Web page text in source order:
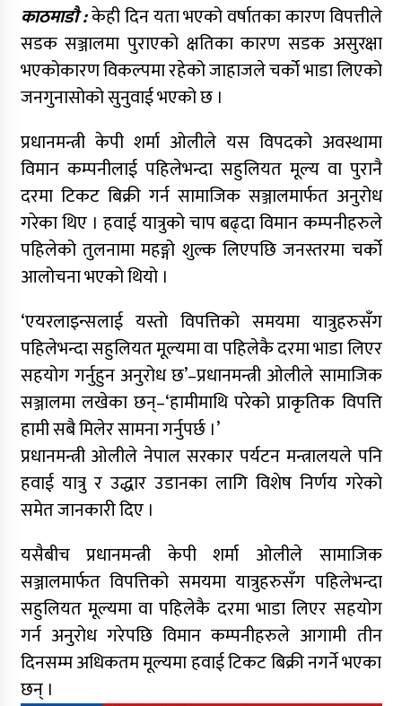
काठमाडौ :केही दिन यता भएको वर्षातका कारण विपत्तीले
सडक सञ्जालमा पुराएको क्षतिका कारण सडक असुरक्षा
भएकोकारण विकल्पमा रहेको जाहाजले चर्को भाडा लिएको
जनगुनासोको सुनुवाई भएको छ ।
प्रधानमन्त्री केपी शर्मा ओलीले यस विपदको अवस्थामा
विमान कम्पनीलाई पहिलेभन्दा सहुलियत मूल्य वा पुरानै
दरमा टिकट बिक्री गर्न सामाजिक सञ्जालमार्फत अनुरोध
गरेका थिए । हवाई यात्रुको चाप बढ्दा विमान कम्पनीहरुले
पहिलेको तुलनामा महङ्गो शुल्क लिएपछि जनस्तरमा चर्को
आलोचना भएको थियो ।
‘एयरलाइन्सलाई यस्तो विपत्तिको समयमा यात्रुहरुसँग
पहिलेभन्दा सहुलियत मूल्यमा वा पहिलेकै दरमा भाडा लिएर
सहयोग गर्नुहुन अनुरोध छ’–प्रधानमन्त्री ओलीले सामाजिक
सञ्जालमा लखेका छन्–‘हामीमाथि परेको प्राकृतिक विपत्ति
हामी सबै मिलेर सामना गर्नुपर्छ ।’
प्रधानमन्त्री ओलीले नेपाल सरकार पर्यटन मन्त्रालयले पनि
हवाई यात्रु र उद्धार उडानका लागि विशेष निर्णय गरेको
समेत जानकारी दिए ।
यसैबीच प्रधानमन्त्री केपी शर्मा ओलीले सामाजिक
सञ्जालमार्फत विपत्तिको समयमा यात्रुहरुसँग पहिलेभन्दा
सहुलियत मूल्यमा वा पहिलेकै दरमा भाडा लिएर सहयोग
गर्न अनुरोध गरेपछि विमान कम्पनीहरुले आगामी तीन
दिनसम्म अधिकतम मूल्यमा हवाई टिकट बिक्री नगर्ने भएका
छन् ।